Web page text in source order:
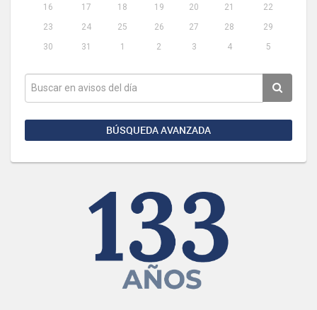
16
17 18 19 20 21
22
23
24 25 26 27 28
29
30
31 1 2 3 4 5
BÚSQUEDA AVANZADA